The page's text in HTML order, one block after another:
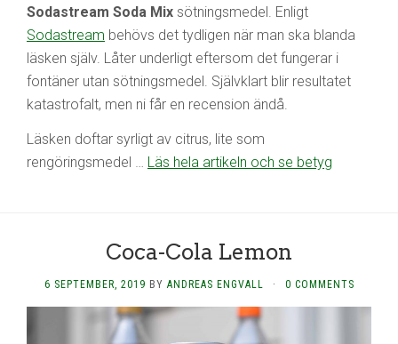
Sodastream Soda Mix sötningsmedel. Enligt
Sodastream behövs det tydligen när man ska blanda
läsken själv. Låter underligt eftersom det fungerar i
fontäner utan sötningsmedel. Självklart blir resultatet
katastrofalt, men ni får en recension ändå.
Läsken doftar syrligt av citrus, lite som
rengöringsmedel … Läs hela artikeln och se betyg
Coca-Cola Lemon
6 SEPTEMBER, 2019 BY ANDREAS ENGVALL · 0 COMMENTS